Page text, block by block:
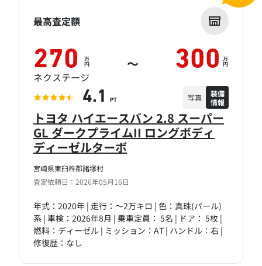
宮崎県東臼杵郡諸塚村
査定依頼日：2026年05月16日
トヨタ ハイエースバン 2.8 スーパー
GL ダークプライムII ロングボディ
ディーゼルターボ
年式：2020年 | 走行：～2万キロ | 色：真珠(パール)
系 | 車検：2026年8月 | 乗車定員： 5名 | ドア： 5枚 |
燃料：ディーゼル | ミッション：AT | ハンドル：右 |
修復歴：なし
最高査定額
270 万
円 ～ 300 万
円
ネクステージ
4.1 PT 写真
装備
情報